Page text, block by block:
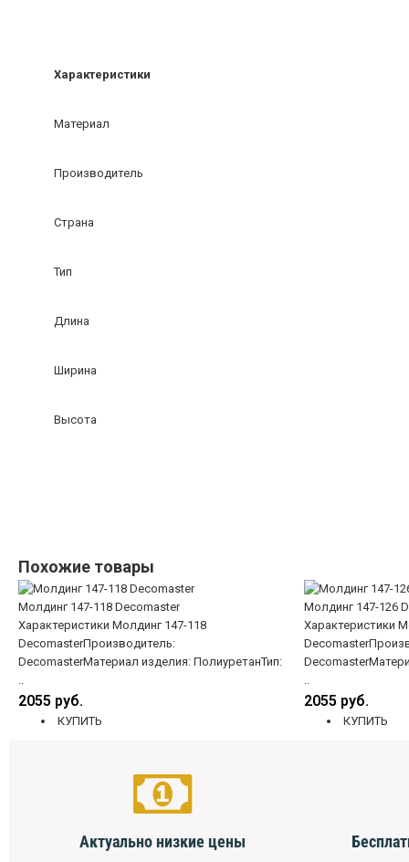
Характеристики
Материал
Производитель
Страна
Тип
Длина
Ширина
Высота
Похожие товары
Молдинг 147-118 Decomaster
Характеристики Молдинг 147-118
DecomasterПроизводитель:
DecomasterМатериал изделия: ПолиуретанТип:
..
2055 руб.
КУПИТЬ
Молдинг 147-126
Характеристики
..
2055 руб.
КУПИТЬ
Актуально низкие цены